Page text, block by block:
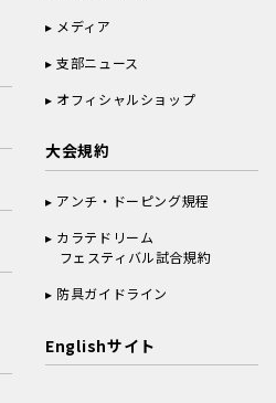
メディア
支部ニュース
オフィシャルショップ
大会規約
アンチ・ドーピング規程
カラテドリーム
フェスティバル試合規約
防具ガイドライン
Englishサイト